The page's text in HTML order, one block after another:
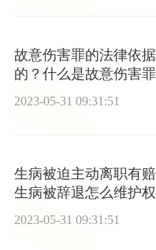
故意伤害罪的法律依
的？什么是故意伤害罪
2023-05-31 09:31:51
生病被迫主动离职有
生病被辞退怎么维护权
2023-05-31 09:31:51